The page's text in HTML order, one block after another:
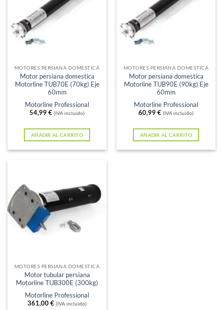
MOTORES PERSIANA DOMESTICA
Motor persiana domestica
Motorline TUB70E (70kg) Eje
60mm
Motorline Professional
54,99€ (IVA incluido)
AÑADIR AL CARRITO
MOTORES PERSIANA DOMESTICA
Motor persiana domestica
Motorline TUB90E (90kg) Eje
60mm
Motorline Professional
60,99€ (IVA incluido)
AÑADIR AL CARRITO
MOTORES PERSIANA DOMESTICA
Motor tubular persiana
Motorline TUB300E (300kg)
Motorline Professional
361,00€ (IVA incluido)